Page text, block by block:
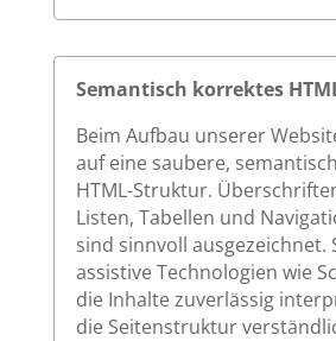
Semantisch korrektes
Beim Aufbau unserer
auf eine saubere,
HTML-Struktur.
Listen, Tabellen und
sind sinnvoll ausgezeichnet.
assistive Technologien wie
die Inhalte zuverlässig
die Seitenstruktur